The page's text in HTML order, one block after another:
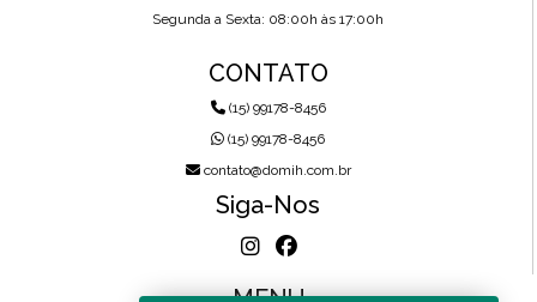
Segunda a Sexta: 08:00h às 17:00h
CONTATO
(15) 99178-8456
(15) 99178-8456
contato@domih.com.br
Siga-Nos